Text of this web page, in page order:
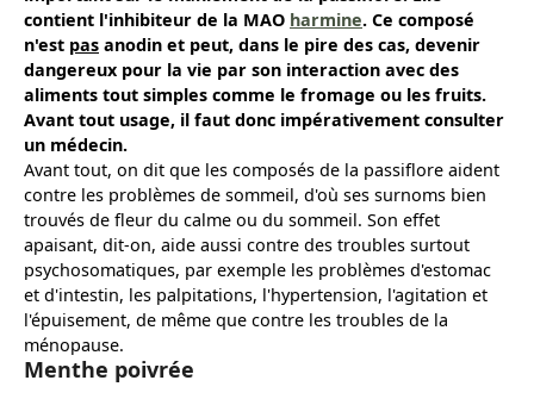
contient l'inhibiteur de la MAO harmine. Ce composé
n'est pas anodin et peut, dans le pire des cas, devenir
dangereux pour la vie par son interaction avec des
aliments tout simples comme le fromage ou les fruits.
Avant tout usage, il faut donc impérativement consulter
un médecin.
Avant tout, on dit que les composés de la passiflore aident
contre les problèmes de sommeil, d'où ses surnoms bien
trouvés de fleur du calme ou du sommeil. Son effet
apaisant, dit-on, aide aussi contre des troubles surtout
psychosomatiques, par exemple les problèmes d'estomac
et d'intestin, les palpitations, l'hypertension, l'agitation et
l'épuisement, de même que contre les troubles de la
ménopause.
Menthe poivrée